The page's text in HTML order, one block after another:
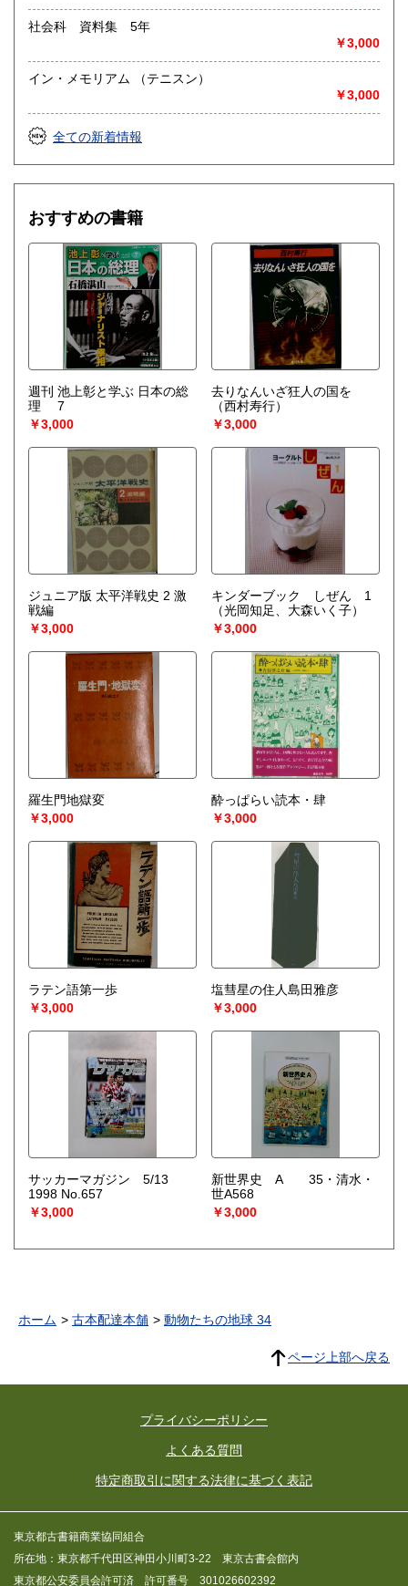
社会科 資料集 5年
￥3,000
イン・メモリアム （テニスン）
￥3,000
全ての新着情報
おすすめの書籍
週刊 池上彰と学ぶ 日本の総
理 7
￥3,000
去りなんいざ狂人の国を
（西村寿行）
￥3,000
ジュニア版 太平洋戦史 2 激
戦編
￥3,000
キンダーブック しぜん 1
（光岡知足、大森いく子）
￥3,000
羅生門地獄変
￥3,000
酔っぱらい読本・肆
￥3,000
ラテン語第一歩
￥3,000
塩彗星の住人島田雅彦
￥3,000
サッカーマガジン 5/13
1998 No.657
￥3,000
新世界史 A 35・清水・
世A568
￥3,000
ホーム 古本配達本舗 動物たちの地球 34
ページ上部へ戻る
プライバシーポリシー
よくある質問
特定商取引に関する法律に基づく表記
東京都古書籍商業協同組合
所在地：東京都千代田区神田小川町3-22 東京古書会館内
東京都公安委員会許可済 許可番号 301026602392